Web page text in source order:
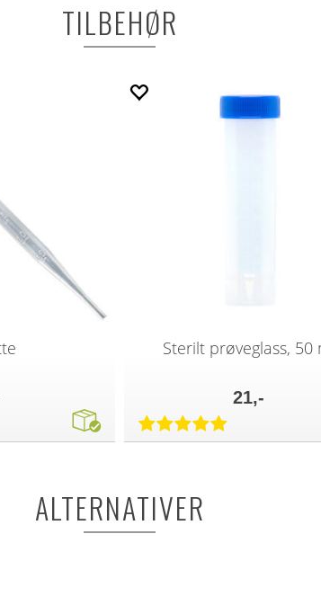
TILBEHØR
Sterilt prøveglass, 50
21,-
ALTERNATIVER